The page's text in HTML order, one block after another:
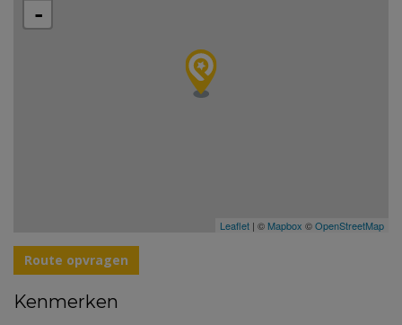
-
Leaflet | © Mapbox ©OpenStreetMap
Route opvragen
Kenmerken